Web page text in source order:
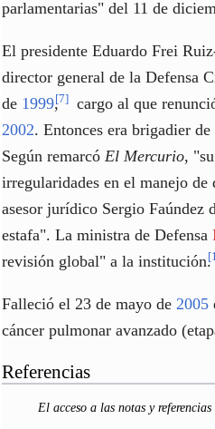
parlamentarias" del 11 de
El presidente Eduardo Frei
director general de la Defensa
de 1999,[7] cargo al que
2002. Entonces era brigadier
Según remarcó El Mercurio,
irregularidades en el manejo
asesor jurídico Sergio
estafa". La ministra de Defensa
revisión global" a la institución.[
Falleció el 23 de mayo de 2005
cáncer pulmonar avanzado
Referencias
El acceso a las notas y